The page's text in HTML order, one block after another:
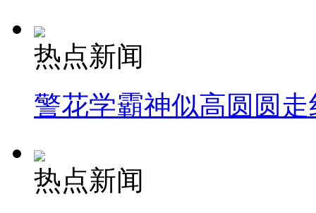
热点新闻
警花学霸神似高圆圆走
热点新闻